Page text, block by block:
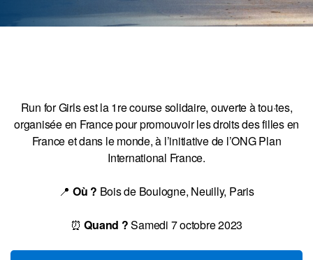
Run for Girls est la 1re course solidaire, ouverte à tou·tes,
organisée en France pour promouvoir les droits des filles en
France et dans le monde, à l’initiative de l’ONG Plan
International France.
📍 Où ? Bois de Boulogne, Neuilly, Paris
⏰Quand ?Samedi 7 octobre 2023